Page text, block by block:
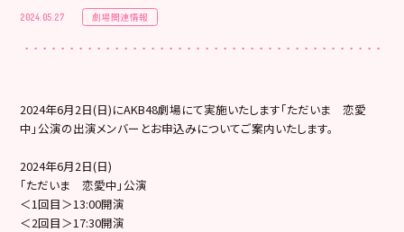
2024.05.27 劇場関連情報
2024年6月2日(日)にAKB48劇場にて実施いたします「ただいま 恋愛
中」公演の出演メンバーとお申込みについてご案内いたします。
2024年6月2日(日)
「ただいま 恋愛中」公演
＜1回目＞13:00開演
＜2回目＞17:30開演